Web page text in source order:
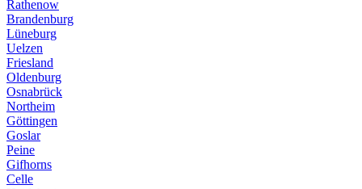
Rathenow
Brandenburg
Lüneburg
Uelzen
Friesland
Oldenburg
Osnabrück
Northeim
Göttingen
Goslar
Peine
Gifhorns
Celle